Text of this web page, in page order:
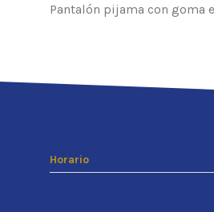
Pantalón pijama con
Horario